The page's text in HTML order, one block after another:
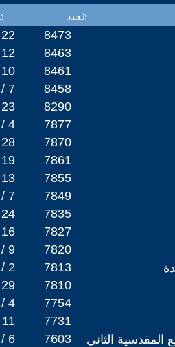
8473
8463
8461
7 8458
8290
4 7877
7870
7861
7855
7 7849
7835
7827
9 7820
2 7813
7810
4 7754
7731
6 7603
المقدسية الثاني